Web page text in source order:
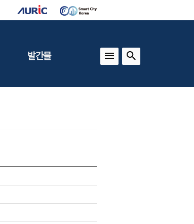
발간물
건축도시연구
인포그래픽스